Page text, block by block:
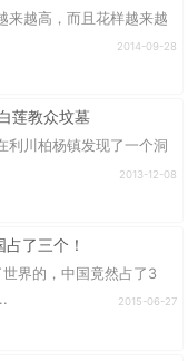
来越高，而且花样越来越
2014-09-28
莲教众坟墓
利川柏杨镇发现了一个洞
2013-12-08
了三个！
界的，中国竟然占了3
2015-06-27